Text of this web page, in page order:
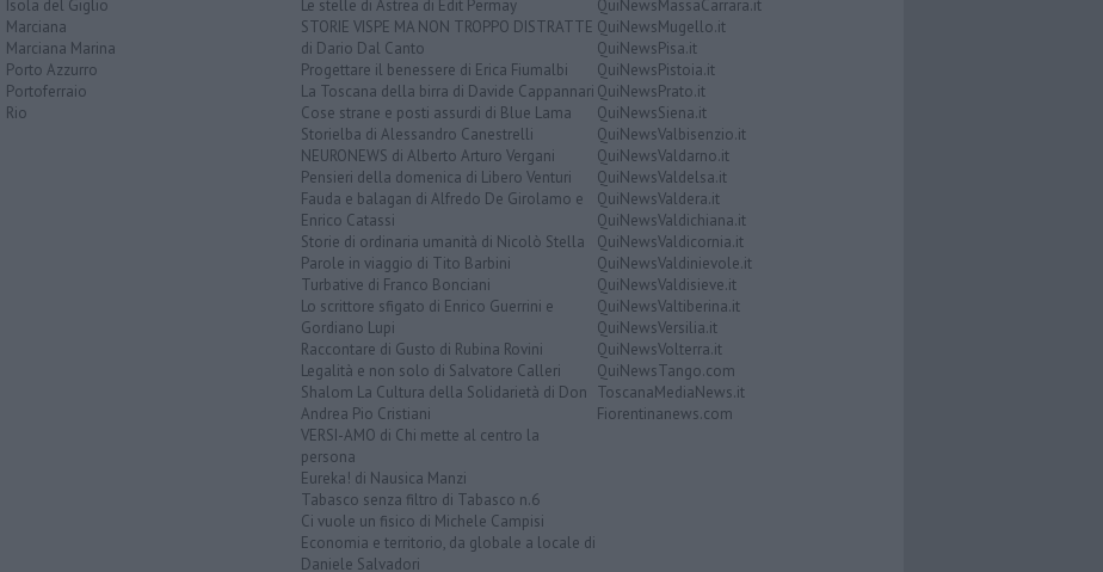
Isola del Giglio
Marciana
Marciana Marina
Porto Azzurro
Portoferraio
Rio
Le stelle di Astrea di Edit Permay
STORIE VISPE MA NON TROPPO DISTRATTE
di Dario Dal Canto
Progettare il benessere di Erica Fiumalbi
La Toscana della birra di Davide Cappannari
Cose strane e posti assurdi di Blue Lama
Storielba di Alessandro Canestrelli
NEURONEWS di Alberto Arturo Vergani
Pensieri della domenica di Libero Venturi
Fauda e balagan di Alfredo De Girolamo e
Enrico Catassi
Storie di ordinaria umanità di Nicolò Stella
Parole in viaggio di Tito Barbini
Turbative di Franco Bonciani
Lo scrittore sfigato di Enrico Guerrini e
Gordiano Lupi
Raccontare di Gusto di Rubina Rovini
Legalità e non solo di Salvatore Calleri
Shalom La Cultura della Solidarietà di Don
Andrea Pio Cristiani
VERSI-AMO di Chi mette al centro la
persona
Eureka! di Nausica Manzi
Tabasco senza filtro di Tabasco n.6
Ci vuole un fisico di Michele Campisi
Economia e territorio, da globale a locale di
Daniele Salvadori
QuiNewsMassaCarrara.it
QuiNewsMugello.it
QuiNewsPisa.it
QuiNewsPistoia.it
QuiNewsPrato.it
QuiNewsSiena.it
QuiNewsValbisenzio.it
QuiNewsValdarno.it
QuiNewsValdelsa.it
QuiNewsValdera.it
QuiNewsValdichiana.it
QuiNewsValdicornia.it
QuiNewsValdinievole.it
QuiNewsValdisieve.it
QuiNewsValtiberina.it
QuiNewsVersilia.it
QuiNewsVolterra.it
QuiNewsTango.com
ToscanaMediaNews.it
Fiorentinanews.com